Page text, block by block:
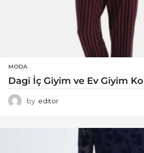
MODA
Dagi İç Giyim ve Ev Giyim
by editor